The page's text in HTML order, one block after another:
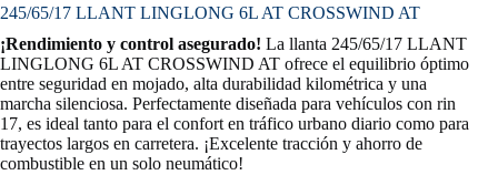
245/65/17 LLANT LINGLONG 6L AT CROSSWIND AT
¡Rendimiento y control asegurado! La llanta 245/65/17 LLANT
LINGLONG 6L AT CROSSWIND AT ofrece el equilibrio óptimo
entre seguridad en mojado, alta durabilidad kilométrica y una
marcha silenciosa. Perfectamente diseñada para vehículos con rin
17, es ideal tanto para el confort en tráfico urbano diario como para
trayectos largos en carretera. ¡Excelente tracción y ahorro de
combustible en un solo neumático!